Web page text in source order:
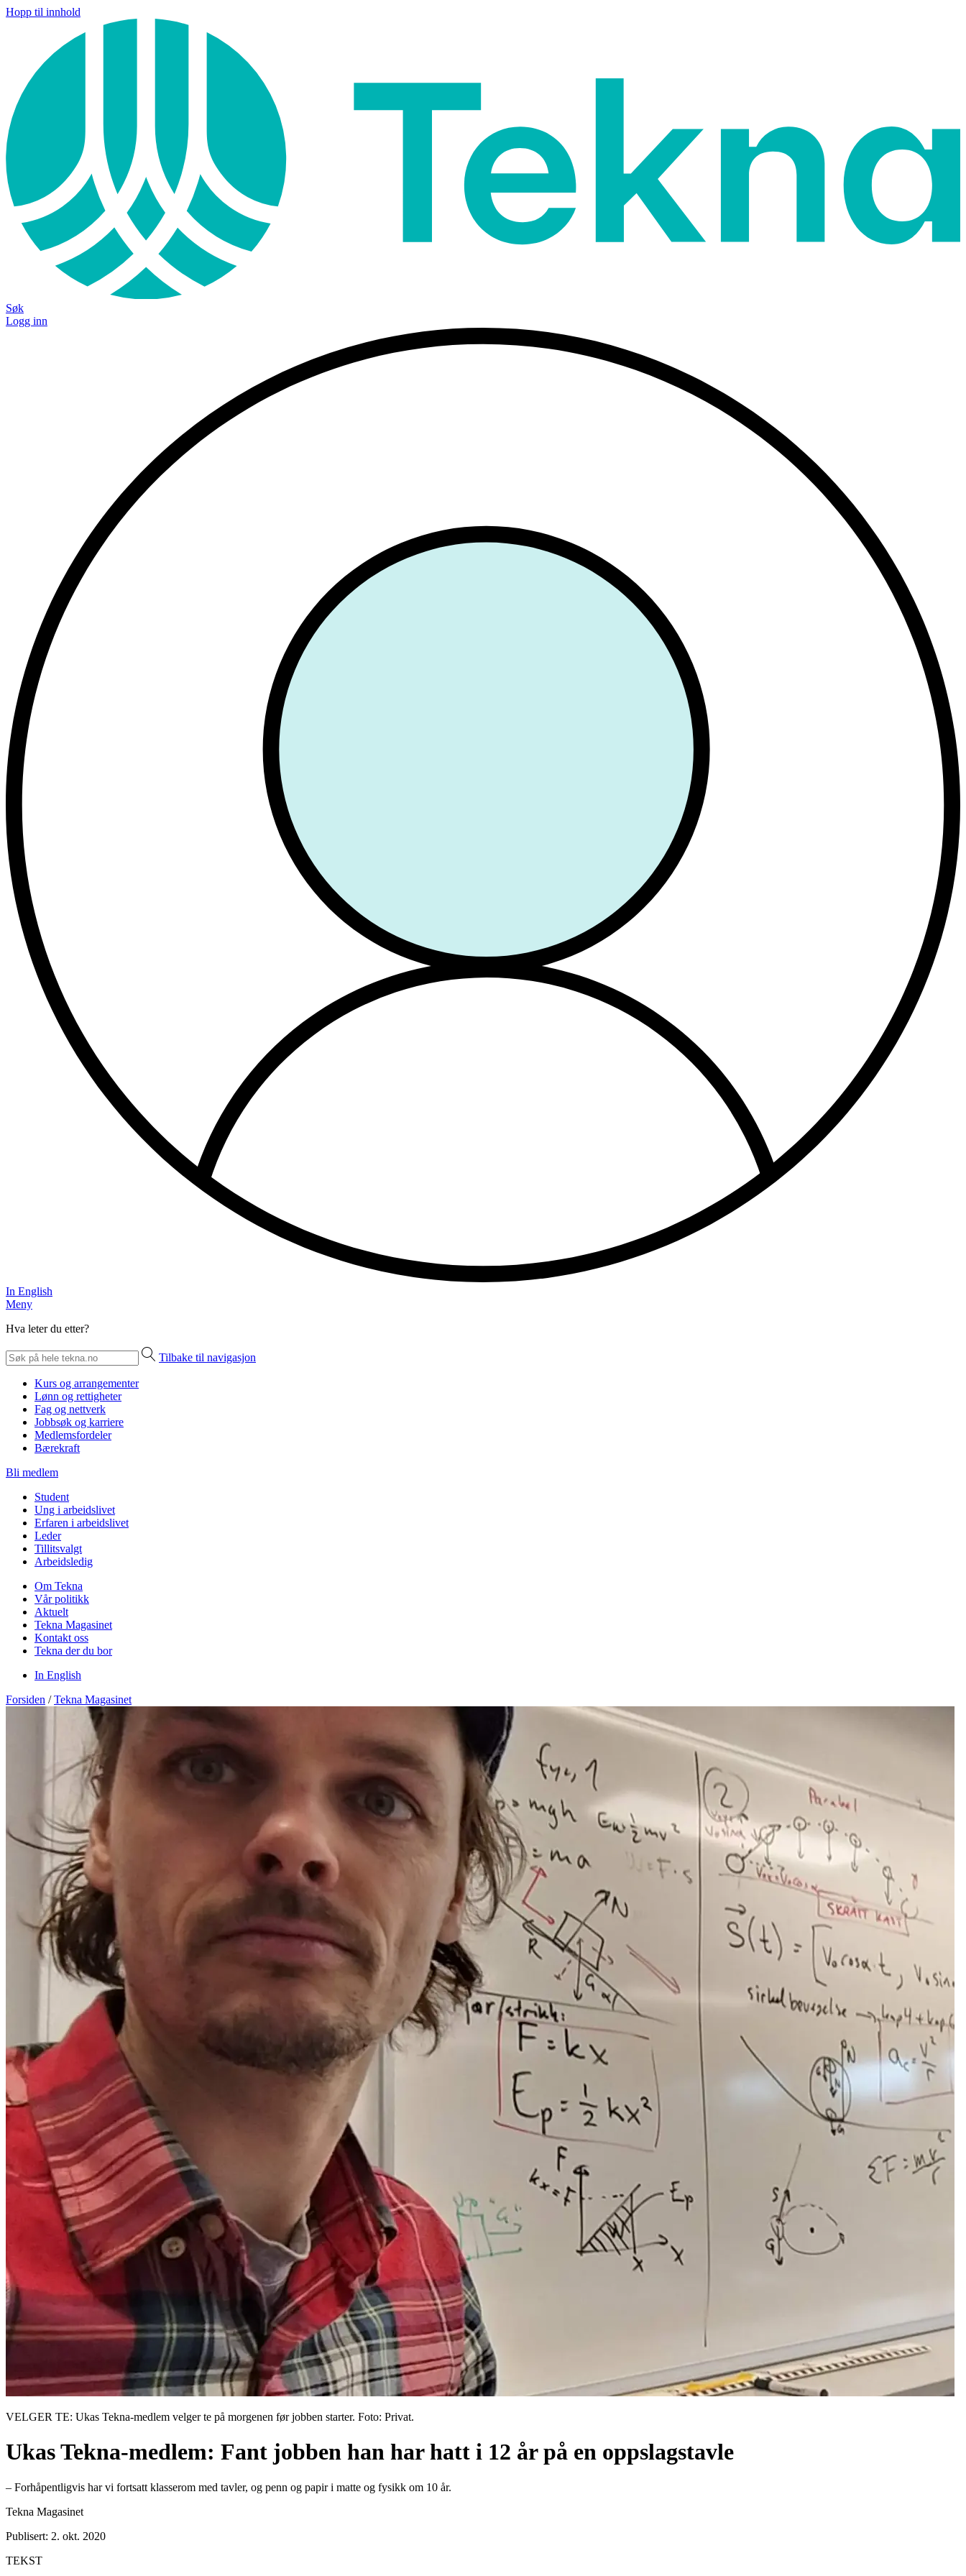
Hopp til innhold
Søk
Logg inn
In English
Meny
Hva leter du etter?
Tilbake til navigasjon
Kurs og arrangementer
Lønn og rettigheter
Fag og nettverk
Jobbsøk og karriere
Medlemsfordeler
Bærekraft
Bli medlem
Student
Ung i arbeidslivet
Erfaren i arbeidslivet
Leder
Tillitsvalgt
Arbeidsledig
Om Tekna
Vår politikk
Aktuelt
Tekna Magasinet
Kontakt oss
Tekna der du bor
In English
Forsiden / Tekna Magasinet
VELGER TE: Ukas Tekna-medlem velger te på morgenen før jobben starter. Foto: Privat.
Ukas Tekna-medlem: Fant jobben han har hatt i 12 år på en oppslagstavle
– Forhåpentligvis har vi fortsatt klasserom med tavler, og penn og papir i matte og fysikk om 10 år.
Tekna Magasinet
Publisert: 2. okt. 2020
TEKST